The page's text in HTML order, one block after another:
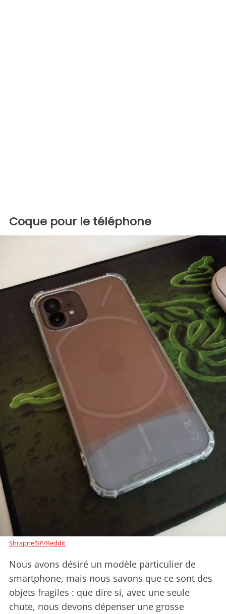
Coque pour le téléphone
ShrapnelSP/Reddit
Nous avons désiré un modèle particulier de
smartphone, mais nous savons que ce sont des
objets fragiles : que dire si, avec une seule
chute, nous devons dépenser une grosse